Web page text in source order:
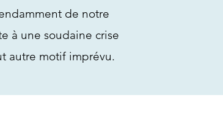
de notre
à une soudaine crise
autre motif imprévu.